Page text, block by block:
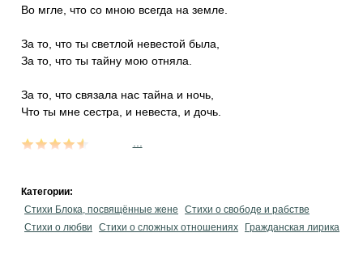
Во мгле, что со мною всегда на земле.
За то, что ты светлой невестой была,
За то, что ты тайну мою отняла.
За то, что связала нас тайна и ночь,
Что ты мне сестра, и невеста, и дочь.
Категории:
Стихи Блока, посвящённые жене
Стихи о свободе и рабстве
Стихи о любви
Стихи о сложных отношениях Гражданская лирика